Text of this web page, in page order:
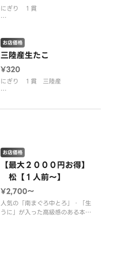
にぎり １貫
です。
チルドならではの、なめらかな食
感を楽しめます。お醤油がおすす
※画像はイメージです。
三陸産生たこ
お店価格
¥320
にぎり １貫 三陸産
の生たこです。
【最大２０００円お得】
松【１人前～】
お店価格
¥2,700〜
人気の「南まぐろ中とろ」・「生
うに」が入った高級感のある本格